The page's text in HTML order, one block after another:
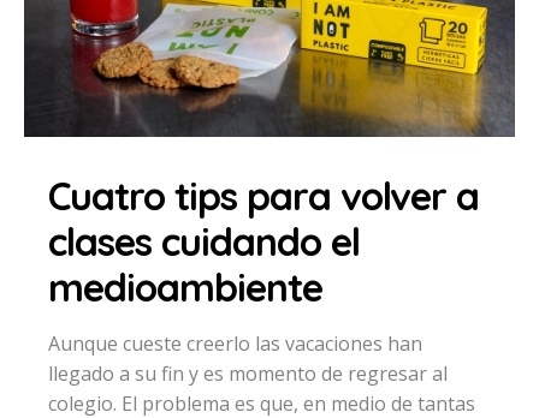
Cuatro tips para volver a
clases cuidando el
medioambiente
Aunque cueste creerlo las vacaciones han
llegado a su fin y es momento de regresar al
colegio. El problema es que, en medio de tantas